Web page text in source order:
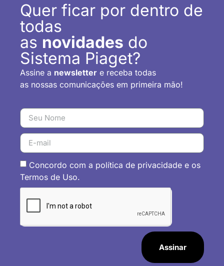
Quer ficar por dentro de
todas
as novidades do
Sistema Piaget?
Assine a newsletter e receba todas
as nossas comunicações em primeira mão!
Concordo com a política de privacidade e os
Termos de Uso.
Assinar